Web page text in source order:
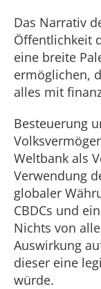
Das Narrativ
Öffentlichkeit
eine breite
ermöglichen,
alles mit
Besteuerung
Weltbank als
Verwendung
globaler
CBDCs und
Nichts von
Auswirkung
dieser eine
würde.